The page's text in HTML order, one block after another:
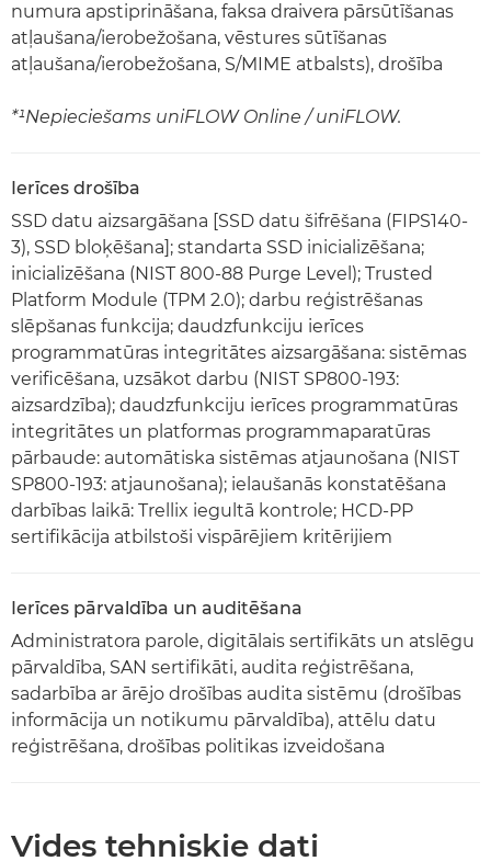
numura apstiprināšana, faksa draivera pārsūtīšanas
atļaušana/ierobežošana, vēstures sūtīšanas
atļaušana/ierobežošana, S/MIME atbalsts), drošība
*¹Nepieciešams uniFLOW Online / uniFLOW.
Ierīces drošība
SSD datu aizsargāšana [SSD datu šifrēšana (FIPS140-
3), SSD bloķēšana]; standarta SSD inicializēšana;
inicializēšana (NIST 800-88 Purge Level); Trusted
Platform Module (TPM 2.0); darbu reģistrēšanas
slēpšanas funkcija; daudzfunkciju ierīces
programmatūras integritātes aizsargāšana: sistēmas
verificēšana, uzsākot darbu (NIST SP800-193:
aizsardzība); daudzfunkciju ierīces programmatūras
integritātes un platformas programmaparatūras
pārbaude: automātiska sistēmas atjaunošana (NIST
SP800-193: atjaunošana); ielaušanās konstatēšana
darbības laikā: Trellix iegultā kontrole; HCD-PP
sertifikācija atbilstoši vispārējiem kritērijiem
Ierīces pārvaldība un auditēšana
Administratora parole, digitālais sertifikāts un atslēgu
pārvaldība, SAN sertifikāti, audita reģistrēšana,
sadarbība ar ārējo drošības audita sistēmu (drošības
informācija un notikumu pārvaldība), attēlu datu
reģistrēšana, drošības politikas izveidošana
Vides tehniskie dati